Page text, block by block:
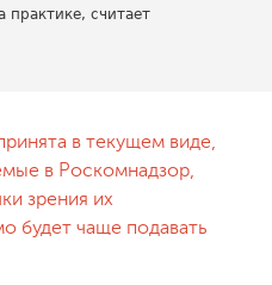
практике, считает
в текущем виде,
в Роскомнадзор,
зрения их
будет чаще подавать